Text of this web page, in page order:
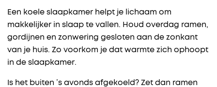
Een koele slaapkamer helpt je lichaam om
makkelijker in slaap te vallen. Houd overdag ramen,
gordijnen en zonwering gesloten aan de zonkant
van je huis. Zo voorkom je dat warmte zich ophoopt
in de slaapkamer.
Is het buiten ’s avonds afgekoeld? Zet dan ramen